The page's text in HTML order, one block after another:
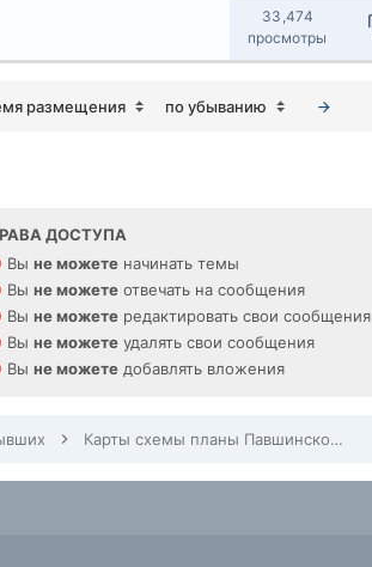
33,474
просмотры
размещения по убыванию
ДОСТУПА
Вы не можетеначинать темы
Вы не можетеотвечать на сообщения
Вы не можетередактировать свои сообщения
Вы не можетеудалять свои сообщения
Вы не можетедобавлять вложения
Карты схемы планы Павшинской Поймы